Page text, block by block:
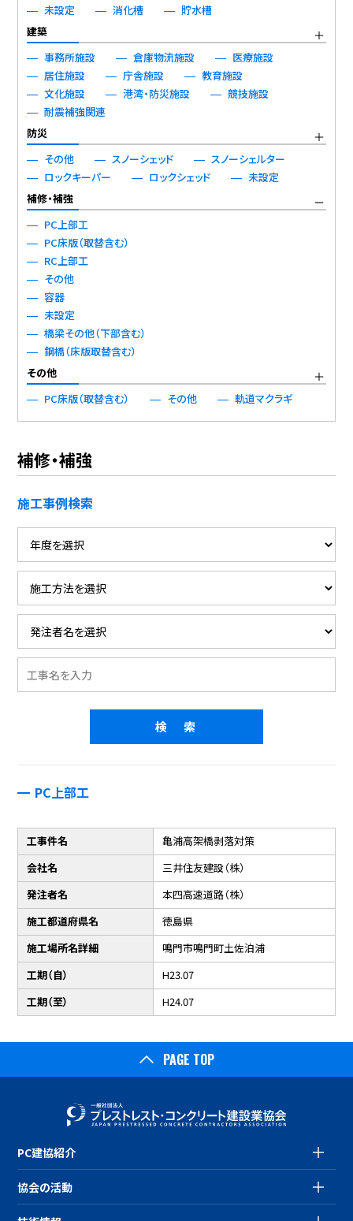
未設定
消化槽
貯水槽
建築
事務所施設
倉庫物流施設
医療施設
居住施設
庁舎施設
教育施設
文化施設
港湾・防災施設
競技施設
耐震補強関連
防災
その他
スノーシェッド
スノーシェルター
ロックキーパー
ロックシェッド
未設定
補修・補強
PC上部工
PC床版（取替含む）
RC上部工
その他
容器
未設定
橋梁その他（下部含む）
鋼橋（床版取替含む）
その他
PC床版（取替含む）
その他 軌道マクラギ
補修・補強
施工事例検索
PC上部工
工事件名
亀浦高架橋剥落対策
会社名
三井住友建設（株）
発注者名
本四高速道路（株）
施工都道府県名
徳島県
施工場所名詳細
鳴門市鳴門町土佐泊浦
工期（自）
H23.07
工期（至）
H24.07
PAGE TOP
PC建協紹介
協会の活動